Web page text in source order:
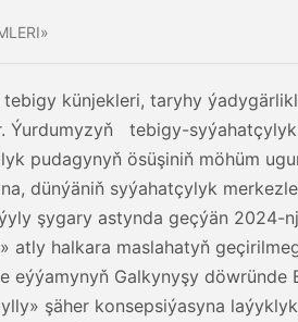
künjekleri, taryhy
Ýurdumyzyň tebigy-
pudagynyň ösüşiniň möhüm
dünýäniň syýahatçylyk
şygary astynda geçýän 2024-
halkara maslahatyň
Galkynyşy döwründe
şäher konsepsiýasyna